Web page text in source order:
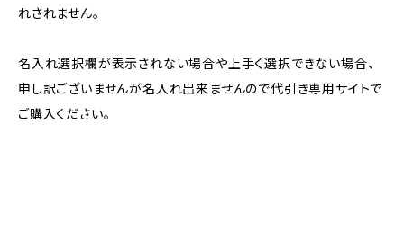
れされません。
名入れ選択欄が表示されない場合や上手く選択できない場合、
申し訳ございませんが名入れ出来ませんので代引き専用サイトで
ご購入ください。